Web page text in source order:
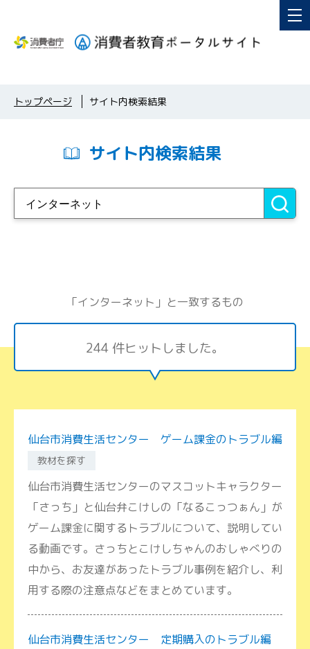
トップページ サイト内検索結果
サイト内検索結果
「インターネット」と一致するもの
244 件ヒットしました。
仙台市消費生活センター ゲーム課金のトラブル編
教材を探す
仙台市消費生活センターのマスコットキャラクター
「さっち」と仙台弁こけしの「なるこっつぁん」が
ゲーム課金に関するトラブルについて、説明してい
る動画です。さっちとこけしちゃんのおしゃべりの
中から、お友達があったトラブル事例を紹介し、利
用する際の注意点などをまとめています。
仙台市消費生活センター 定期購入のトラブル編